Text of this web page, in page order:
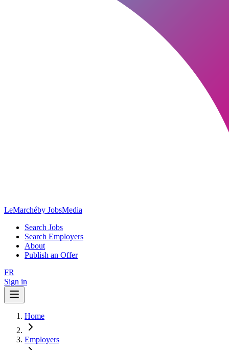
LeMarchéby JobsMedia
Search Jobs
Search Employers
About
Publish an Offer
FR
Sign in
Home
Employers